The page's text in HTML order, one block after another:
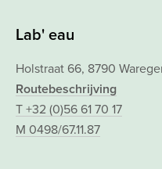
Lab' eau
Holstraat 66, 8790
Routebeschrijving
T +32 (0)56 61 70 17
M 0498/67.11.87